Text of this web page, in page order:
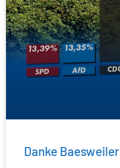
Danke Baesweiler